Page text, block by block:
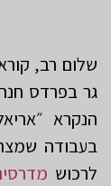
גר בפרדס
הנקרא
בעבודה
לרכוש